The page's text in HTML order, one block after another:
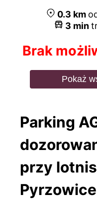
0.3 km
3 min
Brak
Pokaż
Parking
przy